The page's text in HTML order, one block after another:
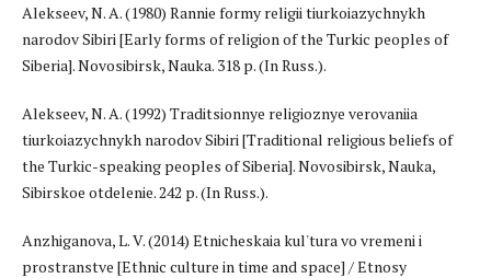
Alekseev, N. A. (1980) Rannie formy religii tiurkoiazychnykh
narodov Sibiri [Early forms of religion of the Turkic peoples of
Siberia]. Novosibirsk, Nauka. 318 p. (In Russ.).
Alekseev, N. A. (1992) Traditsionnye religioznye verovaniia
tiurkoiazychnykh narodov Sibiri [Traditional religious beliefs of
the Turkic-speaking peoples of Siberia]. Novosibirsk, Nauka,
Sibirskoe otdelenie. 242 p. (In Russ.).
Anzhiganova, L. V. (2014) Etnicheskaia kul'tura vo vremeni i
prostranstve [Ethnic culture in time and space] / Etnosy